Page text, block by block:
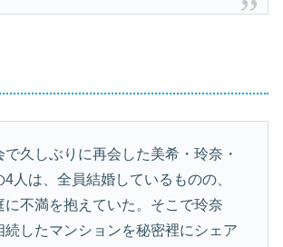
久しぶりに再会した美希・玲奈・
4人は、全員結婚しているものの、
に不満を抱えていた。そこで玲奈
続したマンションを秘密裡にシェア